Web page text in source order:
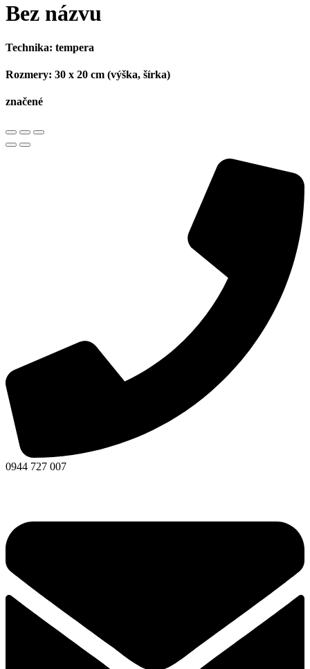
Bez názvu
Technika: tempera
Rozmery: 30 x 20 cm (výška, šírka)
značené
0944 727 007